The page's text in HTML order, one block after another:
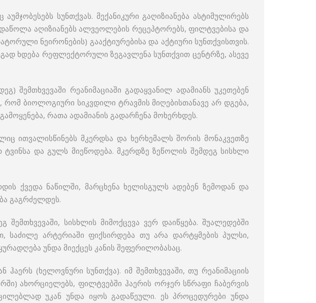
სუნთქვას. მექანიკური გაღიზიანება ასტიმულირებს
აღიზიანებს ალვეოლების რეცეპტორებს, ფილტვებისა და
ნეირონების) გააქტიურებისა და აქტიური სუნთქვისთვის.
ხდება რეფლექტორული ზეგავლენა სუნთქვით ცენტრზე, ასევე
შემთხვევაში რეანიმაციაში გადაყვანილ ადამიანს უკეთებენ
რომ ბიოლოგიური სიკვდილი ტრავმის მიღებისთანავე არ დგება,
რათა ადამიანის გადარჩენა მოხერხდეს.
ითვალისწინებს მკერდსა და ხერხემალს შორის მონაკვეთზე
და გულს მიეწოდება. მკერდზე ზეწოლის შემდეგ სისხლი
ქვედა ნაწილში, მარცხენა ხელისგულს ადებენ ზემოდან და
გაგრძელდეს.
სისხლის მიმოქცევა ვერ დაიწყება. შუალედებში
საძილე არტერიაში ფიქსირდება თუ არა დარტყმების პულსი,
უნდა მიექცეს კანის შეფერილობასაც.
(ხელოვნური სუნთქვა). იმ შემთხვევაში, თუ რეანიმაციის
ახორციელებს, ფილტვებში ჰაერის ორჯერ სწრაფი ჩაბერვის
უკან უნდა იყოს გადაწეული. ეს პროცედურები უნდა